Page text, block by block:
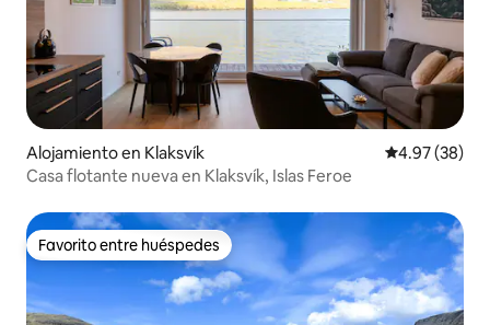
Alojamiento en Klaksvík Calificación
4.97 (38)
Casa flotante nueva en Klaksvík, Islas Feroe
Favorito entre huéspedes
Favorito entre huéspedes